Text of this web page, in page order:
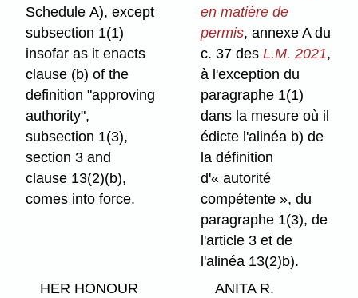
Schedule A), except
subsection 1(1)
insofar as it enacts
clause (b) of the
definition "approving
authority",
subsection 1(3),
section 3 and
clause 13(2)(b),
comes into force.
en matière de
permis, annexe A du
c. 37 desL.M. 2021,
à l'exception du
paragraphe 1(1)
dans la mesure où il
édicte l'alinéa b) de
la définition
d'« autorité
compétente », du
paragraphe 1(3), de
l'article 3 et de
l'alinéa 13(2)b).
HER HONOUR
ANITA R.